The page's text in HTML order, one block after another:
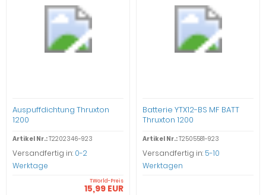
Auspuffdichtung Thruxton
1200
Artikel Nr.:T2202346-923
Versandfertig in: 0-2
Werktage
TWorld-Preis
15,99 EUR
Batterie YTX12-BS MF BATT
Thruxton 1200
Artikel Nr.:T2505581-923
Versandfertig in: 5-10
Werktagen